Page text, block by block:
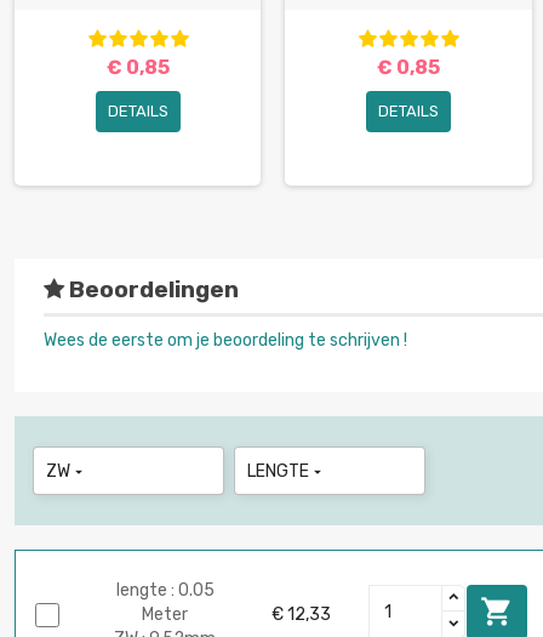
€ 0,85
DETAILS
€ 0,85
DETAILS
Beoordelingen
Wees de eerste om je beoordeling te schrijven !
ZW  LENGTE 
lengte : 0.05
Meter
€ 12,33 